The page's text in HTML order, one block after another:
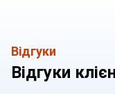
Відгуки
Відгуки